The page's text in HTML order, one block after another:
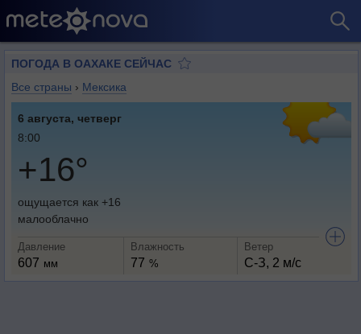
ПОГОДА В ОАХАКЕ СЕЙЧАС
Все страны › Мексика
6 августа, четверг
8:00
+16°
ощущается как +16
малооблачно
Давление
607 мм
Влажность
77 %
Ветер
С-З, 2 м/с